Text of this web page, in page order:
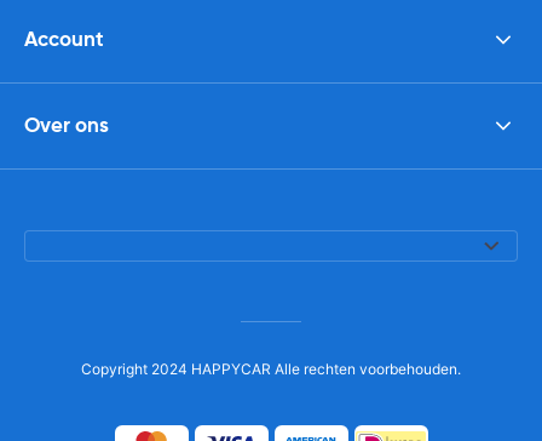
Account
Over ons
Copyright 2024 HAPPYCAR Alle rechten voorbehouden.